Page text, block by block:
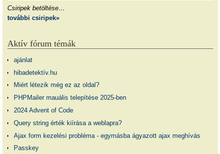
Csiripek betöltése…
további csiripek»
Aktív fórum témák
ajánlat
hibadetektív.hu
Miért létezik még ez az oldal?
PHPMailer mauális telepítése 2025-ben
2024 Advent of Code
Query string érték kiírása a weblapra?
Ajax form kezelési probléma - egymásba ágyazott ajax meghívás
Passkey